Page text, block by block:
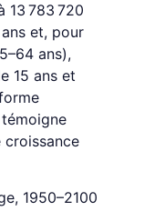
13 783 720
et, pour
ans),
15 ans et
1950–2100